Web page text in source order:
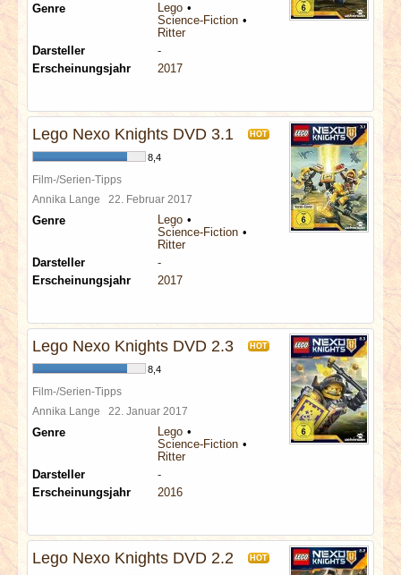
Genre
Lego
Science-Fiction
Ritter
Darsteller
-
Erscheinungsjahr
2017
Lego Nexo Knights DVD 3.1 HOT
8,4
Film-/Serien-Tipps
Annika Lange 22. Februar 2017
Genre
Lego
Science-Fiction
Ritter
Darsteller
-
Erscheinungsjahr
2017
Lego Nexo Knights DVD 2.3 HOT
8,4
Film-/Serien-Tipps
Annika Lange 22. Januar 2017
Genre
Lego
Science-Fiction
Ritter
Darsteller
-
Erscheinungsjahr
2016
Lego Nexo Knights DVD 2.2 HOT